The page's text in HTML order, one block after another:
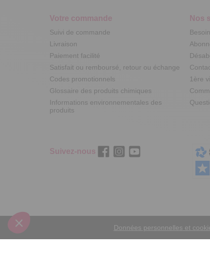
Votre commande
Suivi de commande
Livraison
Paiement facilité
Satisfait ou remboursé, retour ou échange
Codes promotionnels
Glossaire des produits chimiques
Informations environnementales des
produits
Nos
1ère
Suivez-nous
Données personnelles et